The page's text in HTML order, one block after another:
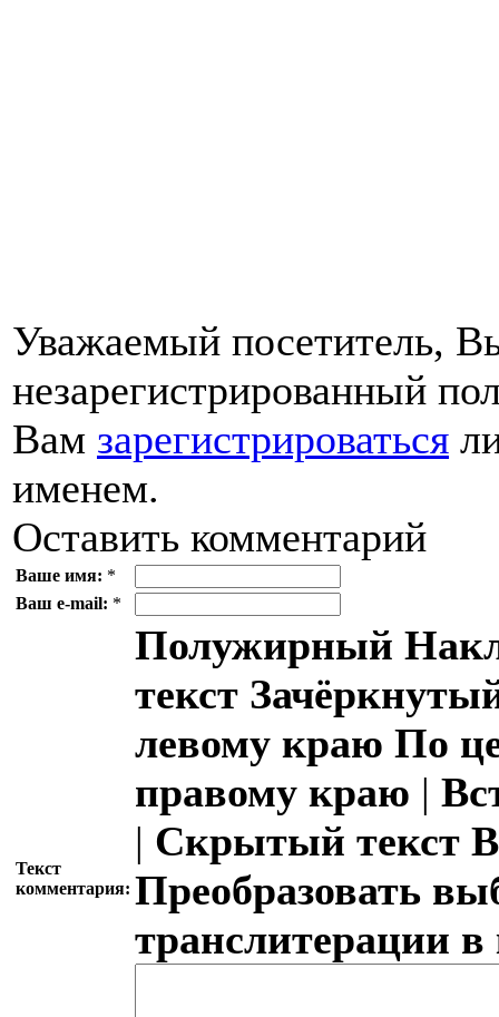
Уважаемый посетитель,
незарегистрированный
Вам зарегистрироваться
именем.
Оставить комментарий
Ваше имя: *
Ваш e-mail: *
Текст
комментария:
Полужирный
текст
левому краю По
правому краю |
| Скрытый текст
Преобразовать
транслитерации